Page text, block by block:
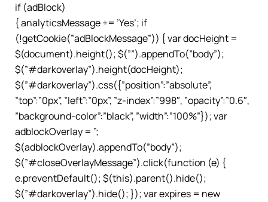
if (adBlock)
{ analyticsMessage += ’Yes’; if
(!getCookie(”adBlockMessage”)) { var docHeight =
$(document).height(); $(””).appendTo(”body”);
$(”#darkoverlay”).height(docHeight);
$(”#darkoverlay”).css({”position”:”absolute”,
”top”:”0px”, ”left”:”0px”, ”z-index”:”998″, ”opacity”:”0.6″,
”background-color”:”black”, ”width”:”100%”}); var
adblockOverlay = ”;
$(adblockOverlay).appendTo(”body”);
$(”#closeOverlayMessage”).click(function (e) {
e.preventDefault(); $(this).parent().hide();
$(”#darkoverlay”).hide(); }); var expires = new